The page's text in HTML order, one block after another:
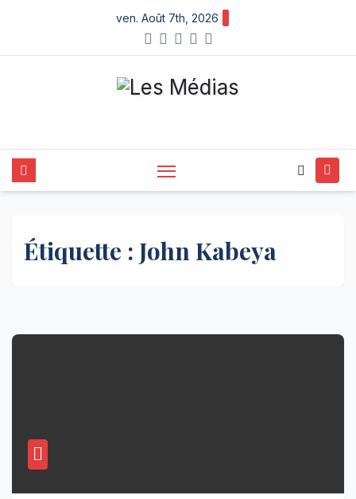
content
ven. Août 7th, 2026
Étiquette : John Kabeya